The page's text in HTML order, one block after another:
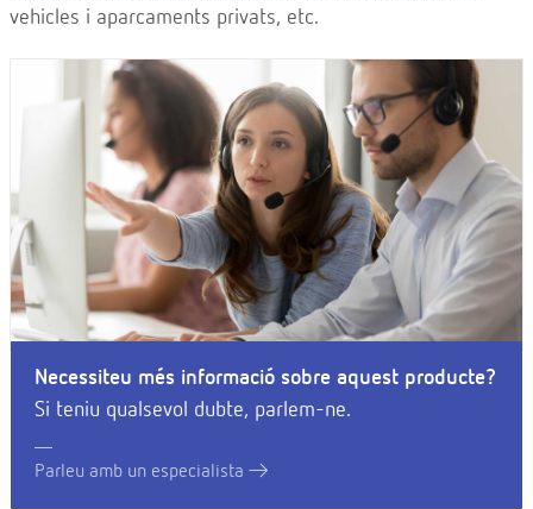
vehicles i aparcaments privats, etc.
Necessiteu més informació sobre aquest producte?
Si teniu qualsevol dubte, parlem-ne.
Parleu amb un especialista